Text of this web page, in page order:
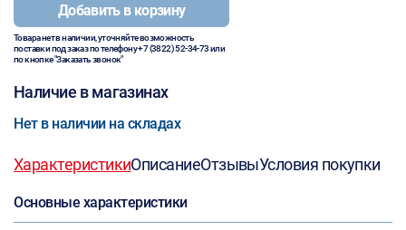
Добавить в корзину
Товара нет в наличии, уточняйте возможность
поставки под заказ по телефону+7 (3822) 52-34-73или
по кнопке "Заказать звонок"
Наличие в магазинах
Нет в наличии на складах
ХарактеристикиОписаниеОтзывыУсловия покупки
Основные характеристики